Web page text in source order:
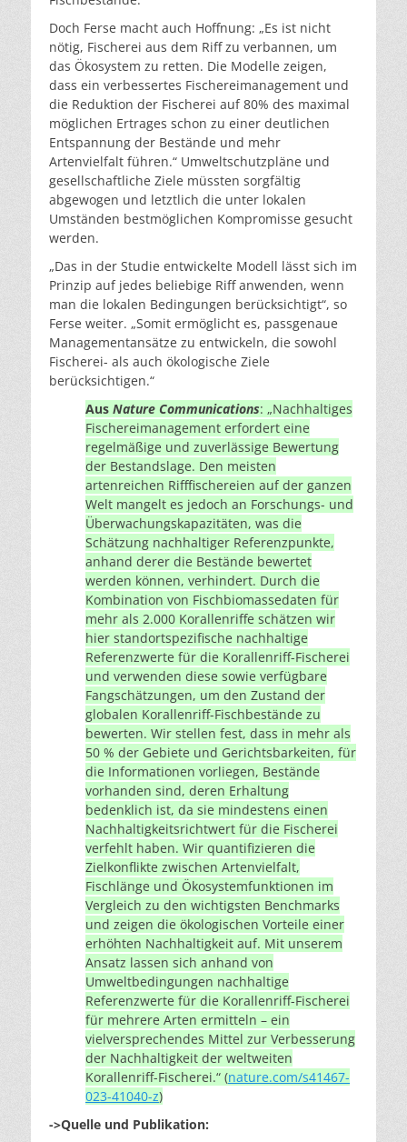
Doch Ferse macht auch Hoffnung: „Es ist nicht
nötig, Fischerei aus dem Riff zu verbannen, um
das Ökosystem zu retten. Die Modelle zeigen,
dass ein verbessertes Fischereimanagement und
die Reduktion der Fischerei auf 80% des maximal
möglichen Ertrages schon zu einer deutlichen
Entspannung der Bestände und mehr
Artenvielfalt führen.“ Umweltschutzpläne und
gesellschaftliche Ziele müssten sorgfältig
abgewogen und letztlich die unter lokalen
Umständen bestmöglichen Kompromisse gesucht
werden.
„Das in der Studie entwickelte Modell lässt sich im
Prinzip auf jedes beliebige Riff anwenden, wenn
man die lokalen Bedingungen berücksichtigt“, so
Ferse weiter. „Somit ermöglicht es, passgenaue
Managementansätze zu entwickeln, die sowohl
Fischerei- als auch ökologische Ziele
berücksichtigen.“
Aus Nature Communications: „Nachhaltiges
Fischereimanagement erfordert eine
regelmäßige und zuverlässige Bewertung
der Bestandslage. Den meisten
artenreichen Rifffischereien auf der ganzen
Welt mangelt es jedoch an Forschungs- und
Überwachungskapazitäten, was die
Schätzung nachhaltiger Referenzpunkte,
anhand derer die Bestände bewertet
werden können, verhindert. Durch die
Kombination von Fischbiomassedaten für
mehr als 2.000 Korallenriffe schätzen wir
hier standortspezifische nachhaltige
Referenzwerte für die Korallenriff-Fischerei
und verwenden diese sowie verfügbare
Fangschätzungen, um den Zustand der
globalen Korallenriff-Fischbestände zu
bewerten. Wir stellen fest, dass in mehr als
50 % der Gebiete und Gerichtsbarkeiten, für
die Informationen vorliegen, Bestände
vorhanden sind, deren Erhaltung
bedenklich ist, da sie mindestens einen
Nachhaltigkeitsrichtwert für die Fischerei
verfehlt haben. Wir quantifizieren die
Zielkonflikte zwischen Artenvielfalt,
Fischlänge und Ökosystemfunktionen im
Vergleich zu den wichtigsten Benchmarks
und zeigen die ökologischen Vorteile einer
erhöhten Nachhaltigkeit auf. Mit unserem
Ansatz lassen sich anhand von
Umweltbedingungen nachhaltige
Referenzwerte für die Korallenriff-Fischerei
für mehrere Arten ermitteln – ein
vielversprechendes Mittel zur Verbesserung
der Nachhaltigkeit der weltweiten
Korallenriff-Fischerei.“ (nature.com/s41467-
023-41040-z)
->Quelle und Publikation: